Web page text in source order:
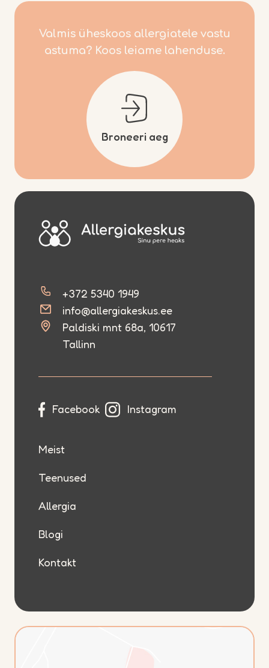
Kontakt
Pood
Valmis üheskoos allergiatele vastu
astuma? Koos leiame lahenduse.
Broneeri aeg
+372 5340 1949
info@allergiakeskus.ee
Paldiski mnt 68a, 10617
Tallinn
Facebook Instagram
Meist
Teenused
Allergia
Blogi
Kontakt